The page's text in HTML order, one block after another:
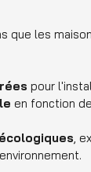
que les
pour
en fonction
,